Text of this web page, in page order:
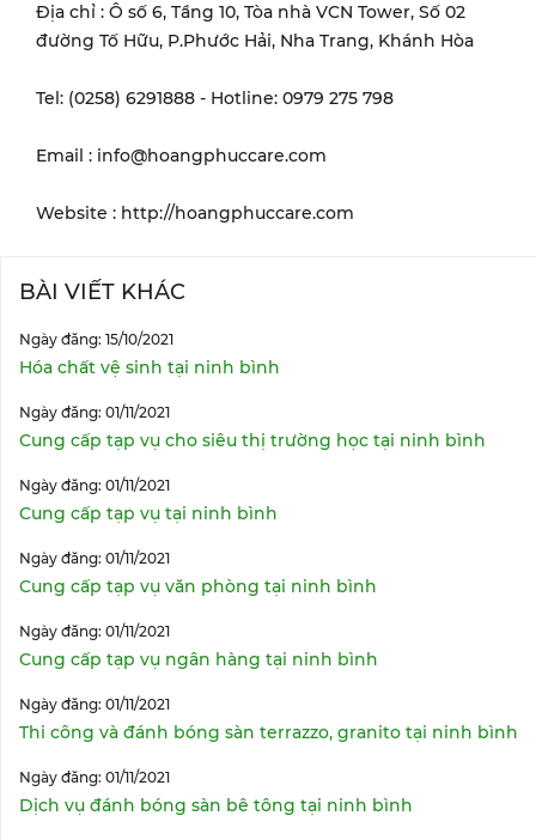
Địa chỉ : Ô số 6, Tầng 10, Tòa nhà VCN Tower, Số 02
đường Tố Hữu, P.Phước Hải, Nha Trang, Khánh Hòa
Tel: (0258) 6291888 - Hotline: 0979 275 798
Email : info@hoangphuccare.com
Website : http://hoangphuccare.com
BÀI VIẾT KHÁC
Ngày đăng: 15/10/2021
Hóa chất vệ sinh tại ninh bình
Ngày đăng: 01/11/2021
Cung cấp tạp vụ cho siêu thị trường học tại ninh bình
Ngày đăng: 01/11/2021
Cung cấp tạp vụ tại ninh bình
Ngày đăng: 01/11/2021
Cung cấp tạp vụ văn phòng tại ninh bình
Ngày đăng: 01/11/2021
Cung cấp tạp vụ ngân hàng tại ninh bình
Ngày đăng: 01/11/2021
Thi công và đánh bóng sàn terrazzo, granito tại ninh bình
Ngày đăng: 01/11/2021
Dịch vụ đánh bóng sàn bê tông tại ninh bình